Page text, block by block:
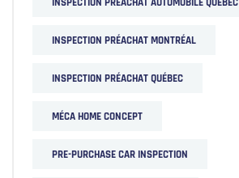
INSPECTION PRÉACHAT AUTOMOBILE QUÉBEC
INSPECTION PRÉACHAT MONTRÉAL
INSPECTION PRÉACHAT QUÉBEC
MÉCA HOME CONCEPT
PRE-PURCHASE CAR INSPECTION